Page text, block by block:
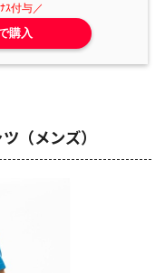
購入
（メンズ）